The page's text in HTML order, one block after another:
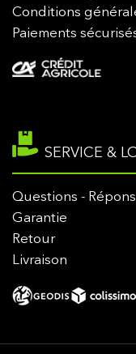
Conditions
Paiements
SERVICE &
Questions -
Garantie
Retour
Livraison